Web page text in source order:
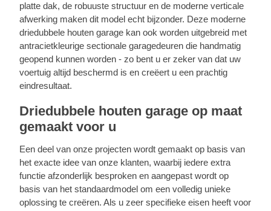
platte dak, de robuuste structuur en de moderne verticale
afwerking maken dit model echt bijzonder. Deze moderne
driedubbele houten garage kan ook worden uitgebreid met
antracietkleurige sectionale garagedeuren die handmatig
geopend kunnen worden - zo bent u er zeker van dat uw
voertuig altijd beschermd is en creëert u een prachtig
eindresultaat.
Driedubbele houten garage op maat
gemaakt voor u
Een deel van onze projecten wordt gemaakt op basis van
het exacte idee van onze klanten, waarbij iedere extra
functie afzonderlijk besproken en aangepast wordt op
basis van het standaardmodel om een volledig unieke
oplossing te creëren. Als u zeer specifieke eisen heeft voor